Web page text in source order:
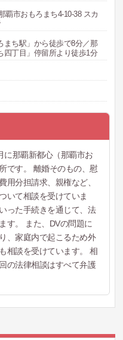
覇市おもろまち4-10-38 スカ
まち駅」から徒歩で8分／那
四丁目」停留所より徒歩1分
に那覇新都心（那覇市お
です。 離婚そのもの、慰
用分担請求、親権など、
いて相談を受けていま
った手続きを通じて、法
す。 また、DVの問題に
、家庭内で起こるため外
相談を受けています。 相
の法律相談はすべて弁護